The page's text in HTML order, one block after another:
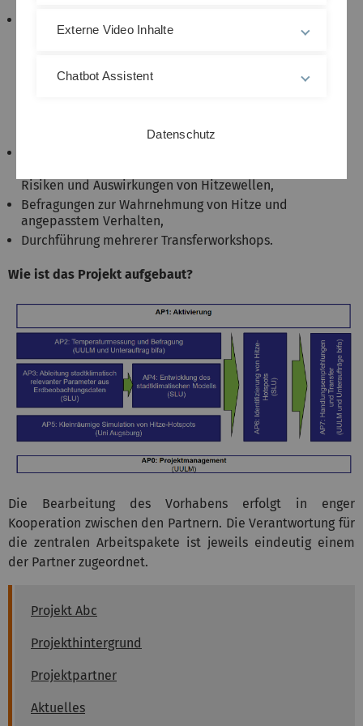
Modells zur Identifizierung urbaner Hitze-Hotspots
Beschreibung von Stadtstrukturen
(Außentemperatur) in Abhängigkeit von Lage und
Risiken und Auswirkungen von Hitzewellen,
Befragungen zur Wahrnehmung von Hitze und
angepasstem Verhalten,
Durchführung mehrerer Transferworkshops.
Wie ist das Projekt aufgebaut?
Die Bearbeitung des Vorhabens erfolgt in enger
Kooperation zwischen den Partnern. Die Verantwortung für
die zentralen Arbeitspakete ist jeweils eindeutig einem
der Partner zugeordnet.
Projekt Abc
Projekthintergrund
Projektpartner
Aktuelles
Externe Video Inhalte
Chatbot Assistent
Datenschutz